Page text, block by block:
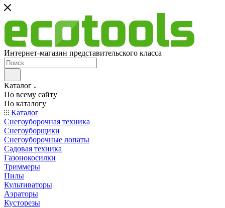
Интернет-магазин представительского класса
Каталог
По всему сайту
По каталогу
Каталог
Снегоуборочная техника
Снегоуборщики
Снегоуборочные лопаты
Садовая техника
Газонокосилки
Триммеры
Пилы
Культиваторы
Аэраторы
Кусторезы